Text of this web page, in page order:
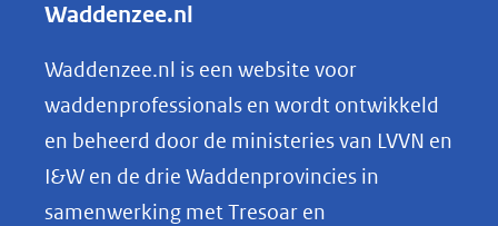
e
n
o
p
Waddenzee.nl
Waddenzee.nl is een website voor
waddenprofessionals en wordt ontwikkeld
en beheerd door de ministeries van LVVN en
I&W en de drie Waddenprovincies in
samenwerking met Tresoar en